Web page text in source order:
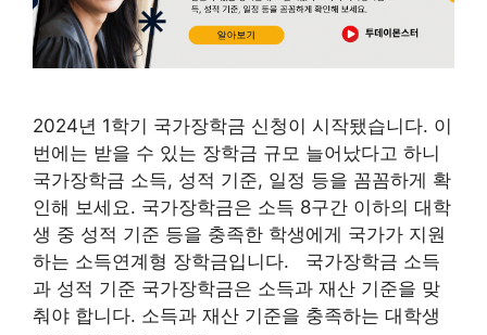
2024년 1학기 국가장학금 신청이 시작됐습니다. 이
번에는 받을 수 있는 장학금 규모 늘어났다고 하니
국가장학금 소득, 성적 기준, 일정 등을 꼼꼼하게 확
인해 보세요. 국가장학금은 소득 8구간 이하의 대학
생 중 성적 기준 등을 충족한 학생에게 국가가 지원
하는 소득연계형 장학금입니다. 국가장학금 소득
과 성적 기준 국가장학금은 소득과 재산 기준을 맞
춰야 합니다. 소득과 재산 기준을 충족하는 대학생